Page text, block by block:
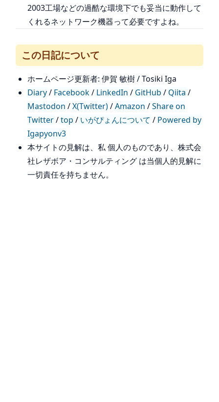
2003工場などの過酷な環境下でも妥当に動作して
くれるネットワーク機器って必要ですよね。
この日記について
ホームページ更新者: 伊賀 敏樹 / Tosiki Iga
Diary/ Facebook/ LinkedIn / GitHub / Qiita /
Mastodon /X(Twitter)/Amazon /Share on
Twitter/top / いがぴょんについて / Powered by
Igapyonv3
本サイトの見解は、私 個人のものであり、株式会
社レザボア・コンサルティング は当個人的見解に
一切責任を持ちません。